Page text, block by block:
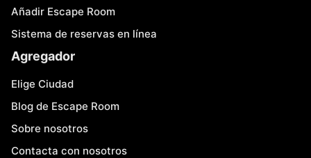
Añadir Escape Room
Sistema de reservas en línea
Agregador
Elige Ciudad
Blog de Escape Room
Sobre nosotros
Contacta con nosotros